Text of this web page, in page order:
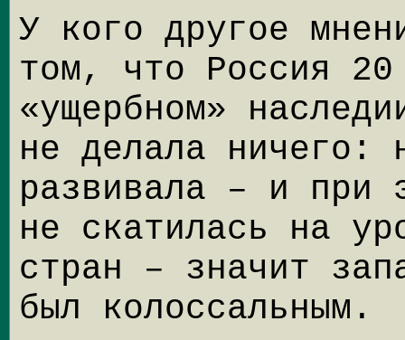
У кого другое
том, что Россия 20
«ущербном»
не делала ничего:
развивала – и при
не скатилась на
стран – значит
был колоссальным.